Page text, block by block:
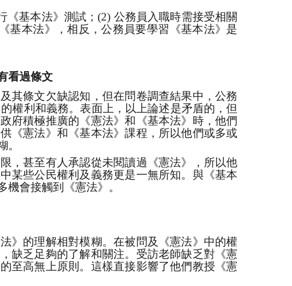
《基本法》測試；(2) 公務員入職時需接受相關
基本法》，相反，公務員要學習《基本法》是
看過條文
其條文欠缺認知，但在問卷調查結果中，公務
權利和義務。表面上，以上論述是矛盾的，但
府積極推廣的《憲法》和《基本法》時，他們
《憲法》和《基本法》課程，所以他們或多或
。
，甚至有人承認從未閱讀過《憲法》，所以他
某些公民權利及義務更是一無所知。與《基本
會接觸到《憲法》。
》的理解相對模糊。在被問及《憲法》中的權
缺乏足夠的了解和關注。受訪老師缺乏對《憲
至高無上原則。這樣直接影響了他們教授《憲